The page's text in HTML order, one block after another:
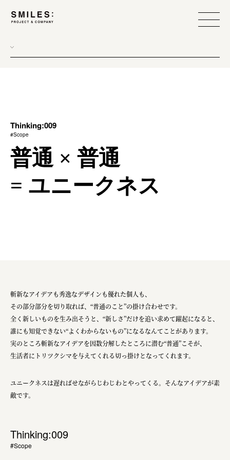
scope
process
team management
method
Thinking:009
#Scope
普通 × 普通
= ユニークネス
斬新なアイデアも秀逸なデザインも優れた個人も、
その部分部分を切り取れば、“普通のこと”の掛け合わせです。
全く新しいものを生み出そうと、“新しさ”だけを追い求めて躍起になると、
誰にも知覚できない“よくわからないもの”になるなんてことがあります。
実のところ斬新なアイデアを因数分解したところに潜む“普通”こそが、
生活者にトリツクシマを与えてくれる切っ掛けとなってくれます。
ユニークネスは遅ればせながらじわじわとやってくる。そんなアイデアが素
敵です。
Thinking:009
#Scope